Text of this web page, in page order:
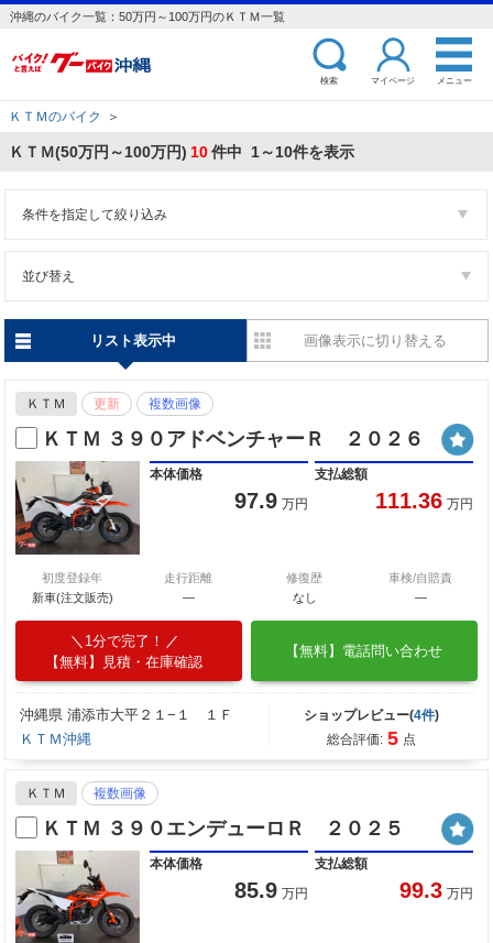
沖縄のバイク一覧：50万円～100万円のＫＴＭ一覧
検索 マイページ メニュー
ＫＴＭのバイク ＞
ＫＴＭ(50万円～100万円) 10件中 1～10件を表示
条件を指定して絞り込み
並び替え
リスト表示中 画像表示に切り替える
ＫＴＭ 更新 複数画像
ＫＴＭ ３９０アドベンチャーＲ ２０２６
本体価格
97.9 万円
支払総額
111.36 万円
初度登録年
新車(注文販売)
走行距離
―
修復歴
なし
車検/自賠責
―
1分で完了！
【無料】見積・在庫確認
【無料】電話問い合わせ
沖縄県 浦添市大平２１−１ １Ｆ
ＫＴＭ沖縄
ショップレビュー(4件)
総合評価: 5 点
ＫＴＭ 複数画像
ＫＴＭ ３９０エンデューロＲ ２０２５
本体価格
85.9 万円
支払総額
99.3 万円